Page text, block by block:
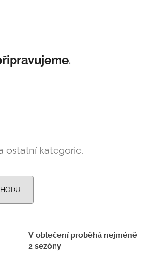
ostatní kategorie.
V oblečení proběhá nejméně
2 sezóny